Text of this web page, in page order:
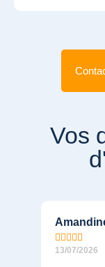
Vos
    
13/07/2026